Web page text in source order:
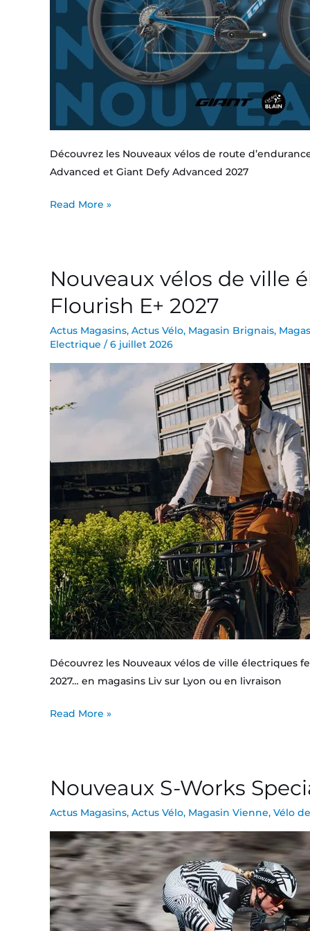
Découvrez les Nouveaux vélos de route
Advanced et Giant Defy Advanced 2027
Read More »
Nouveaux vélos de ville
Flourish E+ 2027
Actus Magasins, Actus Vélo, Magasin Brignais,
Electrique /6 juillet 2026
Découvrez les Nouveaux vélos de ville électriques
2027… en magasins Liv sur Lyon ou en livraison
Nouveaux
de
ville
électriques
femmes
LIV
Flourish
E+
Read More »
Nouveaux S-Works
Actus Magasins, Actus Vélo, Magasin Vienne, Vélo
Nouveaux
Works
Specialized
Tarmac
SL9
2027